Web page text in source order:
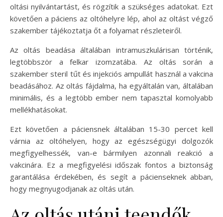
oltási nyilvántartást, és rögzítik a szükséges adatokat. Ezt
követően a páciens az oltóhelyre lép, ahol az oltást végző
szakember tájékoztatja őt a folyamat részleteiről.
Az oltás beadása általában intramuszkulárisan történik,
legtöbbször a felkar izomzatába. Az oltás során a
szakember steril tűt és injekciós ampullát használ a vakcina
beadásához. Az oltás fájdalma, ha egyáltalán van, általában
minimális, és a legtöbb ember nem tapasztal komolyabb
mellékhatásokat.
Ezt követően a páciensnek általában 15-30 percet kell
várnia az oltóhelyen, hogy az egészségügyi dolgozók
megfigyelhessék, van-e bármilyen azonnali reakció a
vakcinára. Ez a megfigyelési időszak fontos a biztonság
garantálása érdekében, és segít a pácienseknek abban,
hogy megnyugodjanak az oltás után.